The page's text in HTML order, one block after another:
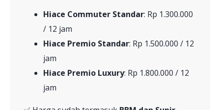
Hiace Commuter Standar: Rp 1.300.000
/ 12 jam
Hiace Premio Standar: Rp 1.500.000 / 12
jam
Hiace Premio Luxury: Rp 1.800.000 / 12
jam